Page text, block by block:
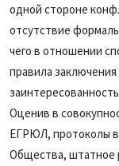
одной стороне
отсутствие
чего в отношении
правила
Оценив в
ЕГРЮЛ, протоколы
Общества, штатное